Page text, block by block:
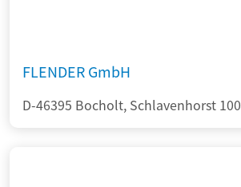
FLENDER GmbH
D-46395 Bocholt, Schlavenhorst 100